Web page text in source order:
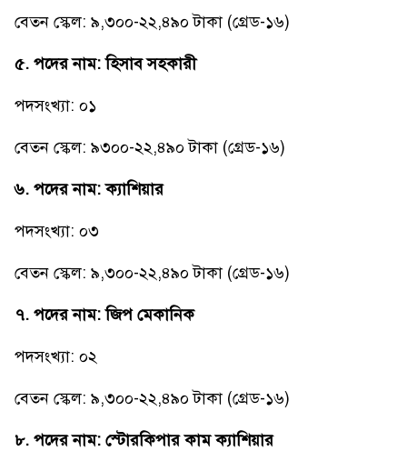
বেতন স্কেল: ৯,৩০০-২২,৪৯০ টাকা (গ্রেড-১৬)
৫. পদের নাম: হিসাব সহকারী
পদসংখ্যা: ০১
বেতন স্কেল: ৯৩০০-২২,৪৯০ টাকা (গ্রেড-১৬)
৬. পদের নাম: ক্যাশিয়ার
পদসংখ্যা: ০৩
বেতন স্কেল: ৯,৩০০-২২,৪৯০ টাকা (গ্রেড-১৬)
৭. পদের নাম: জিপ মেকানিক
পদসংখ্যা: ০২
বেতন স্কেল: ৯,৩০০-২২,৪৯০ টাকা (গ্রেড-১৬)
৮. পদের নাম: স্টোরকিপার কাম ক্যাশিয়ার